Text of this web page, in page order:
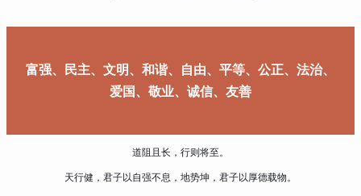
富强、民主、文明、和谐、自由、平等、公正、法治、
爱国、敬业、诚信、友善
道阻且长，行则将至。
天行健，君子以自强不息，地势坤，君子以厚德载物。